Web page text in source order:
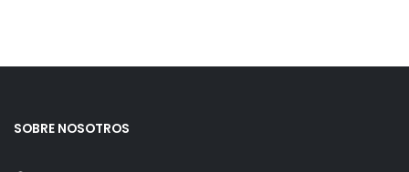
SOBRE NOSOTROS